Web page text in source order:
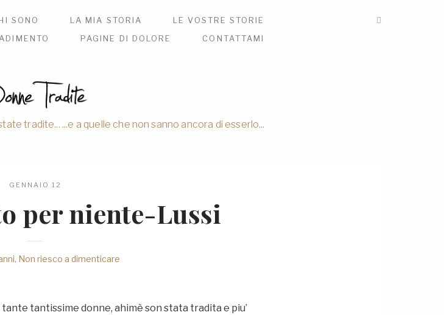
SONO LA MIA STORIA
LE VOSTRE STORIE
PAGINE DI DOLORE CONTATTAMI
tradite... ...e a quelle che non sanno ancora di esserlo...
GENNAIO 12
per niente-Lussi
, Non riesco a dimenticare
tantissime donne, ahimè son stata tradita e piu’